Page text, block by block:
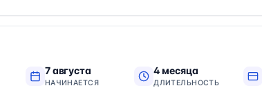
7 августа
НАЧИНАЕТСЯ
4 месяца
ДЛИТЕЛЬНОСТЬ